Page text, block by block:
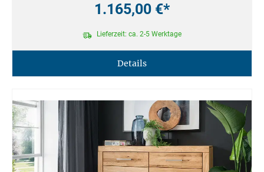
1.165,00 €*
Lieferzeit: ca. 2-5 Werktage
Details